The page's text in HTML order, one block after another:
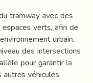
tramway avec des
verts, afin de
urbain.
des intersections
pour garantir la
véhicules.